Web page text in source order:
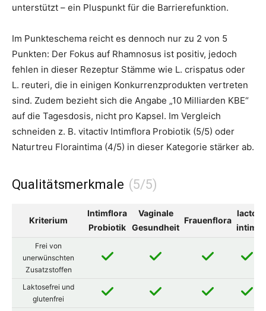
unterstützt – ein Pluspunkt für die Barrierefunktion.
Im Punkteschema reicht es dennoch nur zu 2 von 5
Punkten: Der Fokus auf Rhamnosus ist positiv, jedoch
fehlen in dieser Rezeptur Stämme wie L. crispatus oder
L. reuteri, die in einigen Konkurrenzprodukten vertreten
sind. Zudem bezieht sich die Angabe „10 Milliarden KBE“
auf die Tagesdosis, nicht pro Kapsel. Im Vergleich
schneiden z. B. vitactiv Intimflora Probiotik (5/5) oder
Naturtreu Floraintima (4/5) in dieser Kategorie stärker ab.
Qualitätsmerkmale
Kriterium
Intimflora
Probiotik
Vaginale
Gesundheit
Frauenflora
lacto
intim
Frei von
unerwünschten
Zusatzstoffen
Laktosefrei und
glutenfrei